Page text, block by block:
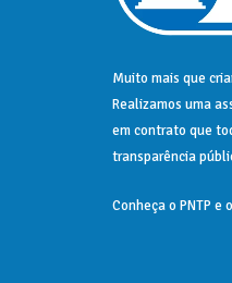
Muito mais que
Realizamos uma
em contrato que
transparência
Conheça o PNTP e o